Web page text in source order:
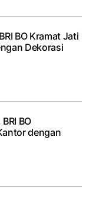
BO Kramat Jati
Dekorasi
BO
dengan